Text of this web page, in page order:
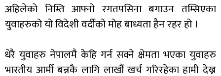
अहिलेको निम्ति आफ्नो रगतपसिना बगाउन तम्सिएका
युवाहरुको यो विदेशी वर्दीको मोह बाध्यता हैन रहर हो ।
धेरै युवाहरु नेपालमै केहि गर्न सक्ने क्षेमता भएका युवाहरु
भारतीय आर्मी बन्नकै लागि लाखौं खर्च गरिरहेका हामी देख्न